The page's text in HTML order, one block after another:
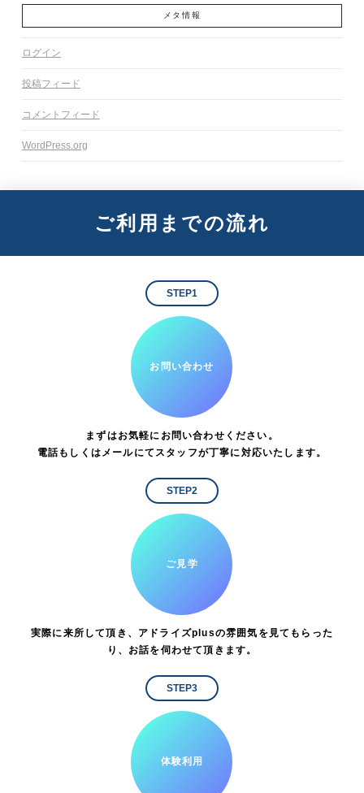
メタ情報
ログイン
投稿フィード
コメントフィード
WordPress.org
ご利用までの流れ
STEP1
お問い合わせ
まずはお気軽にお問い合わせください。
電話もしくはメールにてスタッフが丁寧に対応いたします。
STEP2
ご見学
実際に来所して頂き、アドライズplusの雰囲気を見てもらった
り、お話を伺わせて頂きます。
STEP3
体験利用